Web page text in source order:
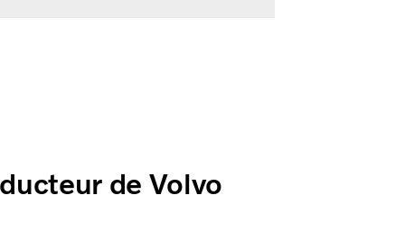
de Volvo